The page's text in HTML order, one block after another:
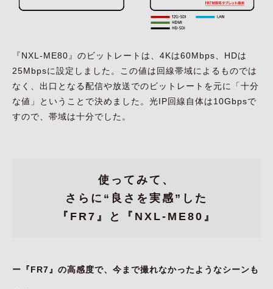
『NXL-ME80』のビットレートは、4Kは60Mbps、HDは
25Mbpsに設定しました。この値は回線帯域によるものでは
なく、出口となる配信や放送でのビットレートを元に「十分
な値」ということで決めました。光IP回線自体は10Gbpsで
すので、帯域は十分でした。
使ってみて、
さらに“良さを実感”した
『FR7』と『NXL-ME80』
ー『FR7』の高感度で、今まで撮れなかったようなシーンも